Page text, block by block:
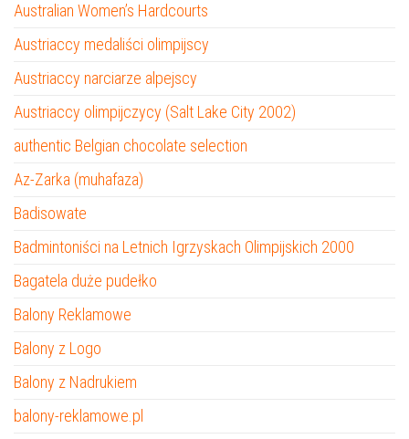
Australian Women’s Hardcourts
Austriaccy medaliści olimpijscy
Austriaccy narciarze alpejscy
Austriaccy olimpijczycy (Salt Lake City 2002)
authentic Belgian chocolate selection
Az-Zarka (muhafaza)
Badisowate
Badmintoniści na Letnich Igrzyskach Olimpijskich 2000
Bagatela duże pudełko
Balony Reklamowe
Balony z Logo
Balony z Nadrukiem
balony-reklamowe.pl